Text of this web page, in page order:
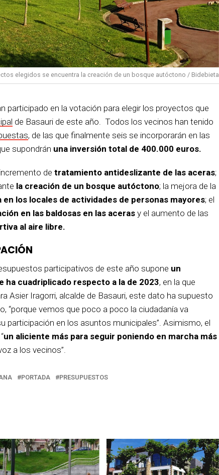
elegidos se encuentra la creación de un bosque autóctono / Bidebieta
participado en la votación para elegir los proyectos que
de Basauri de este año. Todos los vecinos han tenido
, de las que finalmente seis se incorporarán en las
supondrán una inversión total de 400.000 euros.
de tratamiento antideslizante de las aceras;
la creación de un bosque autóctono; la mejora de la
en los locales de actividades de personas mayores; el
en las baldosas en las acerasy el aumento de las
al aire libre.
participativos de este año supone un
ha cuadriplicado respecto a la de 2023, en la que
Asier Iragorri, alcalde de Basauri, este dato ha supuesto
“porque vemos que poco a poco la ciudadanía va
participación en los asuntos municipales”. Asimismo, el
un aliciente más para seguir poniendo en marcha más
a los vecinos”.
PORTADA PRESUPUESTOS